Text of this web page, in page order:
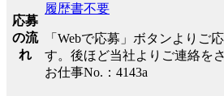
応募
の流
れ
履歴書不要
「Webで応募」ボタンよりご
す。後ほど当社よりご連絡を
お仕事No.：4143a